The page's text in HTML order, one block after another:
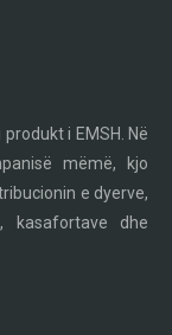
i EMSH. Në
mëmë, kjo
e dyerve,
kasafortave dhe